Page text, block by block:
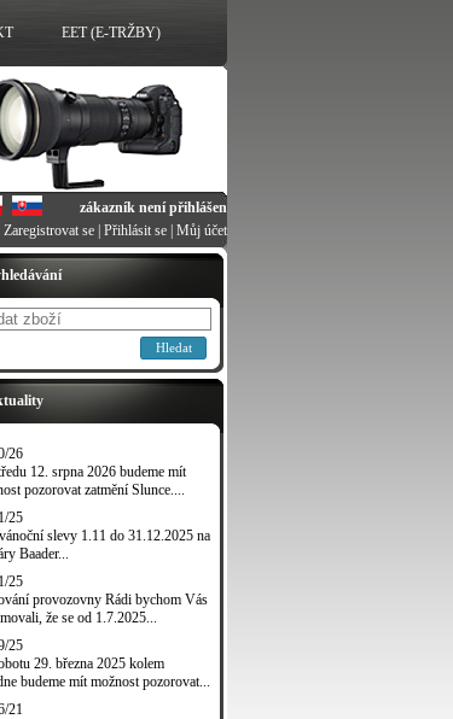
Hledat
26
12. srpna 2026 budeme mít
pozorovat zatmění Slunce....
25
slevy 1.11 do 31.12.2025 na
Baader...
25
provozovny Rádi bychom Vás
že se od 1.7.2025...
25
29. března 2025 kolem
budeme mít možnost pozorovat...
21
EET (E-TRŽBY)
zákazník není přihlášen
Zaregistrovat se Přihlásit se Můj účet